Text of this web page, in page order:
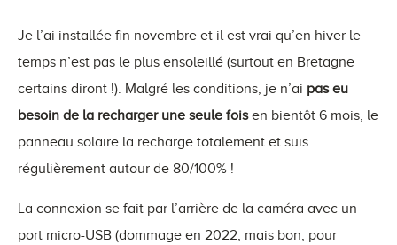
Je l’ai installée fin novembre et il est vrai qu’en hiver le
temps n’est pas le plus ensoleillé (surtout en Bretagne
certains diront !). Malgré les conditions, je n’ai pas eu
besoin de la recharger une seule foisen bientôt 6 mois, le
panneau solaire la recharge totalement et suis
régulièrement autour de 80/100% !
La connexion se fait par l’arrière de la caméra avec un
port micro-USB (dommage en 2022, mais bon, pour